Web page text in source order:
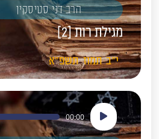
הרב דני סטיסקין
מגילת רות [2]
י"ב תמוז תשפ"א
נגן
אודיו
00:00